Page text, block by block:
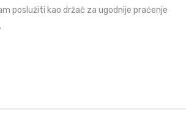
poslužiti kao držač za ugodnije praćenje